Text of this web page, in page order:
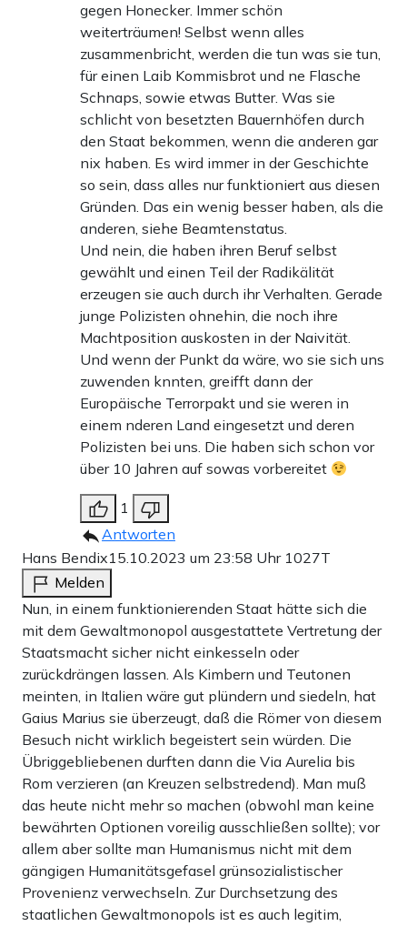
gegen Honecker. Immer schön
weiterträumen! Selbst wenn alles
zusammenbricht, werden die tun was sie tun,
für einen Laib Kommisbrot und ne Flasche
Schnaps, sowie etwas Butter. Was sie
schlicht von besetzten Bauernhöfen durch
den Staat bekommen, wenn die anderen gar
nix haben. Es wird immer in der Geschichte
so sein, dass alles nur funktioniert aus diesen
Gründen. Das ein wenig besser haben, als die
anderen, siehe Beamtenstatus.
Und nein, die haben ihren Beruf selbst
gewählt und einen Teil der Radikälität
erzeugen sie auch durch ihr Verhalten. Gerade
junge Polizisten ohnehin, die noch ihre
Machtposition auskosten in der Naivität.
Und wenn der Punkt da wäre, wo sie sich uns
zuwenden knnten, greifft dann der
Europäische Terrorpakt und sie weren in
einem nderen Land eingesetzt und deren
Polizisten bei uns. Die haben sich schon vor
über 10 Jahren auf sowas vorbereitet
1
Antworten
Hans Bendix15.10.2023 um 23:58 Uhr 1027T
Melden
Nun, in einem funktionierenden Staat hätte sich die
mit dem Gewaltmonopol ausgestattete Vertretung der
Staatsmacht sicher nicht einkesseln oder
zurückdrängen lassen. Als Kimbern und Teutonen
meinten, in Italien wäre gut plündern und siedeln, hat
Gaius Marius sie überzeugt, daß die Römer von diesem
Besuch nicht wirklich begeistert sein würden. Die
Übriggebliebenen durften dann die Via Aurelia bis
Rom verzieren (an Kreuzen selbstredend). Man muß
das heute nicht mehr so machen (obwohl man keine
bewährten Optionen voreilig ausschließen sollte); vor
allem aber sollte man Humanismus nicht mit dem
gängigen Humanitätsgefasel grünsozialistischer
Provenienz verwechseln. Zur Durchsetzung des
staatlichen Gewaltmonopols ist es auch legitim,